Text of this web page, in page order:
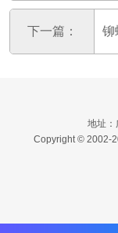
下一篇： 铆
地址
Copyright © 2002-